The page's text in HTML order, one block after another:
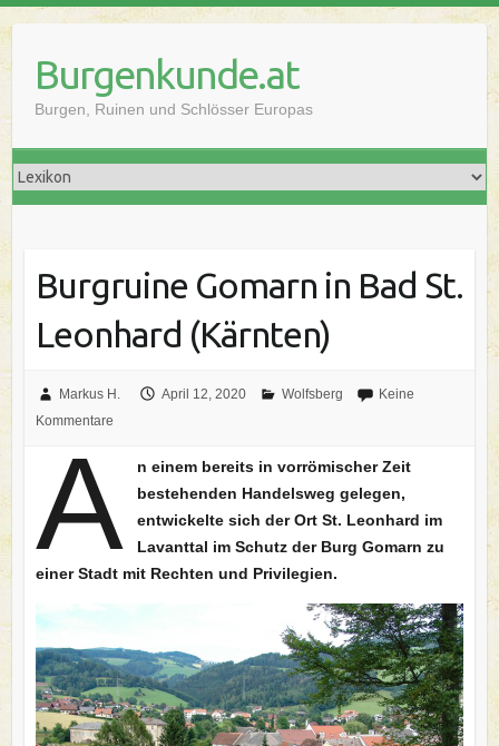
contentBurgenkunde.at
Burgen, Ruinen und Schlösser Europas
Burgruine Gomarn in Bad St.
Leonhard (Kärnten)
Markus H. April 12, 2020 Wolfsberg
Keine
Kommentare
A
n einem bereits in vorrömischer Zeit
bestehenden Handelsweg gelegen,
entwickelte sich der Ort St. Leonhard im
Lavanttal im Schutz der Burg Gomarn zu
einer Stadt mit Rechten und Privilegien.